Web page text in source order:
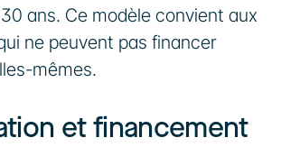
ans. Ce modèle convient aux
ne peuvent pas financer
mêmes.
et financement